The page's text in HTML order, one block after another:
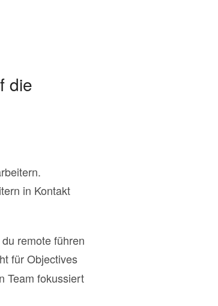
die
in Kontakt
remote führen
für Objectives
Team fokussiert